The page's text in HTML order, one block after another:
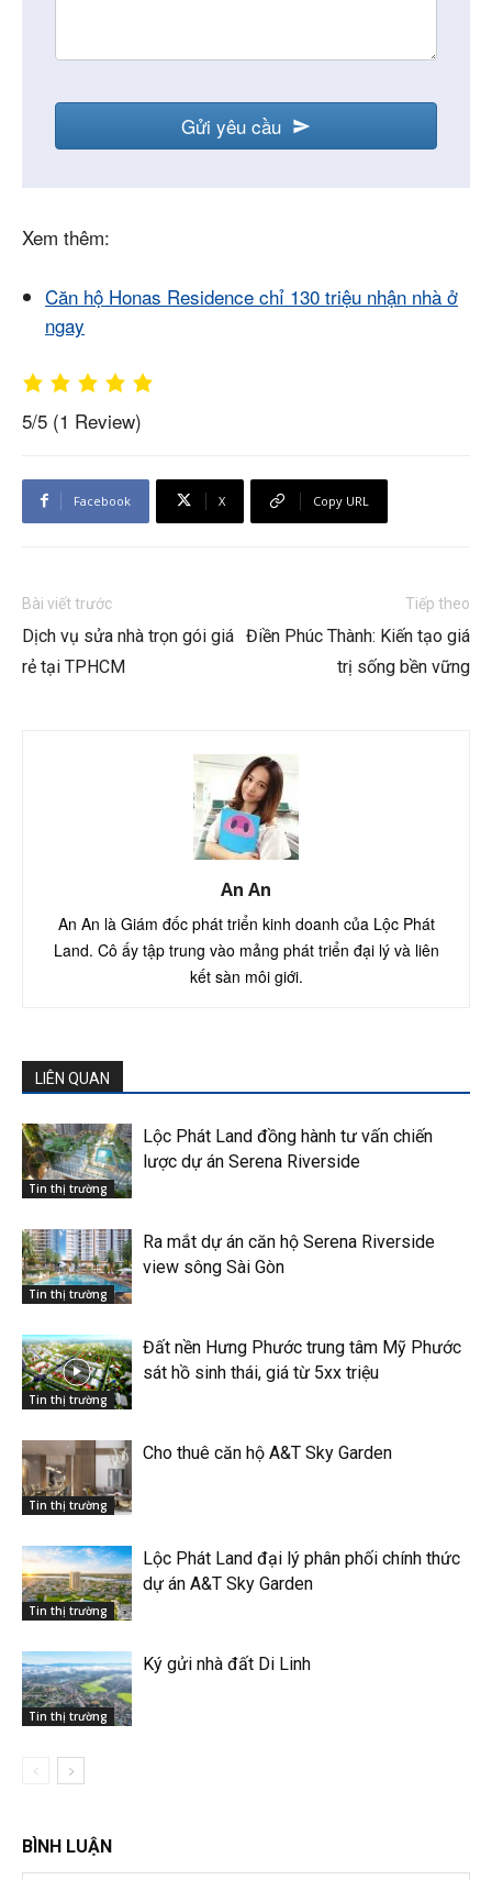
Gửi yêu cầu
Xem thêm:
Căn hộ Honas Residence chỉ 130 triệu nhận nhà ở
ngay
5/5 (1 Review)
Facebook X Copy URL
Bài viết trước
Dịch vụ sửa nhà trọn gói giá
rẻ tại TPHCM
Tiếp theo
Điền Phúc Thành: Kiến tạo giá
trị sống bền vững
An An
An An là Giám đốc phát triển kinh doanh của Lộc Phát
Land. Cô ấy tập trung vào mảng phát triển đại lý và liên
kết sàn môi giới.
LIÊN QUAN
Tin thị trường
Lộc Phát Land đồng hành tư vấn chiến
lược dự án Serena Riverside
Tin thị trường
Ra mắt dự án căn hộ Serena Riverside
view sông Sài Gòn
Tin thị trường
Đất nền Hưng Phước trung tâm Mỹ Phước
sát hồ sinh thái, giá từ 5xx triệu
Tin thị trường
Cho thuê căn hộ A&T Sky Garden
Tin thị trường
Lộc Phát Land đại lý phân phối chính thức
dự án A&T Sky Garden
Tin thị trường
Ký gửi nhà đất Di Linh
BÌNH LUẬN